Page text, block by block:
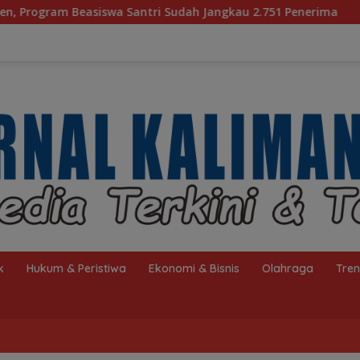
Jangkau 2.751 Penerima Bagaimana KIP Hadapi
Hukum & Peristiwa Ekonomi & Bisnis Olahraga